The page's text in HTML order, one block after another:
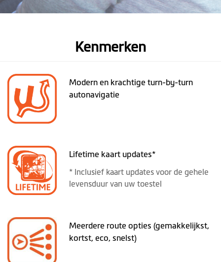
Kenmerken
Modern en krachtige turn-by-turn
autonavigatie
Lifetime kaart updates*
* Inclusief kaart updates voor de gehele
levensduur van uw toestel
Meerdere route opties (gemakkelijkst,
kortst, eco, snelst)